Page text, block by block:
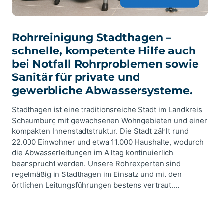
Rohrreinigung Stadthagen –
schnelle, kompetente Hilfe auch
bei Notfall Rohrproblemen sowie
Sanitär für private und
gewerbliche Abwassersysteme.
Stadthagen ist eine traditionsreiche Stadt im Landkreis
Schaumburg mit gewachsenen Wohngebieten und einer
kompakten Innenstadtstruktur. Die Stadt zählt rund
22.000 Einwohner und etwa 11.000 Haushalte, wodurch
die Abwasserleitungen im Alltag kontinuierlich
beansprucht werden. Unsere Rohrexperten sind
regelmäßig in Stadthagen im Einsatz und mit den
örtlichen Leitungsführungen bestens vertraut.…